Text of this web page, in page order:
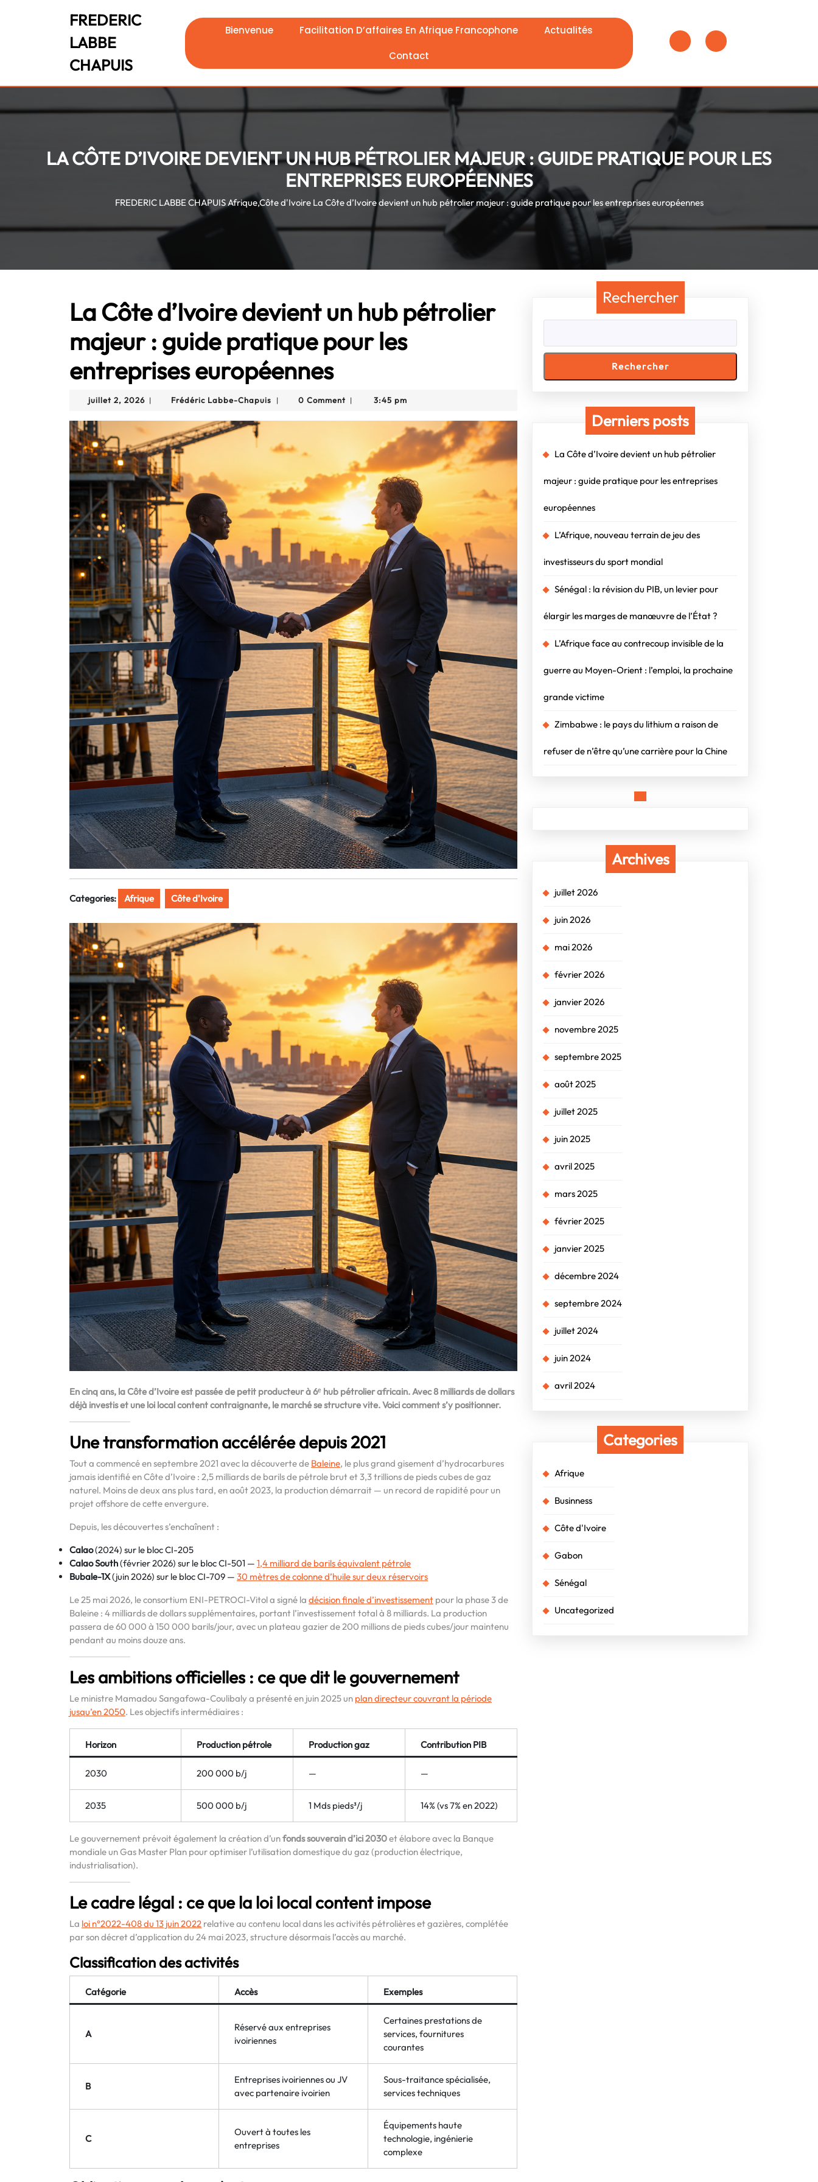
FREDERIC
LABBE
CHAPUIS
Bienvenue Facilitation D’affaires En Afrique Francophone
Actualités
Contact
Shopping
LA CÔTE D’IVOIRE DEVIENT UN HUB PÉTROLIER MAJEUR : GUIDE PRATIQUE POUR LES
ENTREPRISES EUROPÉENNES
FREDERIC LABBE CHAPUISAfrique,Côte d'IvoireLa Côte d’Ivoire devient un hub pétrolier majeur : guide pratique pour les entreprises européennes
La Côte d’Ivoire devient un hub pétrolier
majeur : guide pratique pour les
entreprises européennes
juillet 2, 2026juillet
2026
| Frédéric Labbe-Chapuis Frédéric
Chapuis
| 0 Comment | 3:45 pm
Categories: Afrique Côte d'Ivoire
En cinq ans, la Côte d’Ivoire est passée de petit producteur à 6ᵉ hub pétrolier africain. Avec 8 milliards de dollars
déjà investis et une loi local content contraignante, le marché se structure vite. Voici comment s’y positionner.
Une transformation accélérée depuis 2021
Tout a commencé en septembre 2021 avec la découverte de Baleine, le plus grand gisement d’hydrocarbures
jamais identifié en Côte d’Ivoire : 2,5 milliards de barils de pétrole brut et 3,3 trillions de pieds cubes de gaz
naturel. Moins de deux ans plus tard, en août 2023, la production démarrait — un record de rapidité pour un
projet offshore de cette envergure.
Depuis, les découvertes s’enchaînent :
Calao(2024) sur le bloc CI-205
Calao South(février 2026) sur le bloc CI-501 — 1,4 milliard de barils équivalent pétrole
Bubale-1X(juin 2026) sur le bloc CI-709 — 30 mètres de colonne d’huile sur deux réservoirs
Le 25 mai 2026, le consortium ENI-PETROCI-Vitol a signé la décision finale d’investissement pour la phase 3 de
Baleine : 4 milliards de dollars supplémentaires, portant l’investissement total à 8 milliards. La production
passera de 60 000 à 150 000 barils/jour, avec un plateau gazier de 200 millions de pieds cubes/jour maintenu
pendant au moins douze ans.
Les ambitions officielles : ce que dit le gouvernement
Le ministre Mamadou Sangafowa-Coulibaly a présenté en juin 2025 un plan directeur couvrant la période
jusqu’en 2050. Les objectifs intermédiaires :
Horizon Production pétrole Production gaz Contribution PIB
2030 200 000 b/j — —
2035 500 000 b/j 1 Mds pieds³/j 14% (vs 7% en 2022)
Le gouvernement prévoit également la création d’unfonds souverain d’ici 2030et élabore avec la Banque
mondiale un Gas Master Plan pour optimiser l’utilisation domestique du gaz (production électrique,
industrialisation).
Le cadre légal : ce que la loi local content impose
La loi n°2022-408 du 13 juin 2022 relative au contenu local dans les activités pétrolières et gazières, complétée
par son décret d’application du 24 mai 2023, structure désormais l’accès au marché.
Classification des activités
Catégorie Accès Exemples
A
Réservé aux entreprises
ivoiriennes
Certaines prestations de
services, fournitures
courantes
B
Entreprises ivoiriennes ou JV
avec partenaire ivoirien
Sous-traitance spécialisée,
services techniques
C
Ouvert à toutes les
entreprises
Équipements haute
technologie, ingénierie
complexe
Rechercher
Rechercher
Derniers posts
La Côte d’Ivoire devient un hub pétrolier
majeur : guide pratique pour les entreprises
européennes
L’Afrique, nouveau terrain de jeu des
investisseurs du sport mondial
Sénégal : la révision du PIB, un levier pour
élargir les marges de manœuvre de l’État ?
L’Afrique face au contrecoup invisible de la
guerre au Moyen-Orient : l’emploi, la prochaine
grande victime
Zimbabwe : le pays du lithium a raison de
refuser de n’être qu’une carrière pour la Chine
Archives
juillet 2026
juin 2026
mai 2026
février 2026
janvier 2026
novembre 2025
septembre 2025
août 2025
juillet 2025
juin 2025
avril 2025
mars 2025
février 2025
janvier 2025
décembre 2024
septembre 2024
juillet 2024
juin 2024
avril 2024
Categories
Afrique
Businness
Côte d'Ivoire
Gabon
Sénégal
Uncategorized